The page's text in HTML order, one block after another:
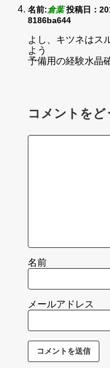
名前:倉葉 投稿日：
8186ba644
よし、キツネはス
よう
予備用の経験水晶
コメントをど
名前
メールアドレス